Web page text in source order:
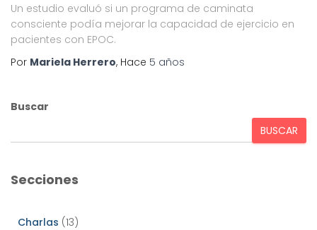
Un estudio evaluó si un programa de caminata
consciente podía mejorar la capacidad de ejercicio en
pacientes con EPOC.
Por Mariela Herrero, Hace 5 años
Buscar
BUSCAR
Secciones
Charlas (13)